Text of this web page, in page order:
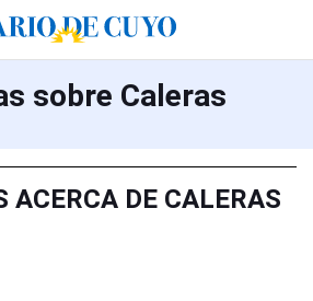
sobre Caleras
ACERCA DE CALERAS